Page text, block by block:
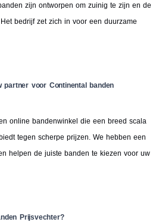
zijn ontworpen om zuinig te zijn en de
bedrijf zet zich in voor een duurzame
partner voor Continental banden
online bandenwinkel die een breed scala
tegen scherpe prijzen. We hebben een
helpen de juiste banden te kiezen voor uw
Prijsvechter?